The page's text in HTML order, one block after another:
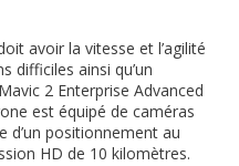
avoir la vitesse et l’agilité
difficiles ainsi qu’un
2 Enterprise Advanced
est équipé de caméras
d’un positionnement au
HD de 10 kilomètres.